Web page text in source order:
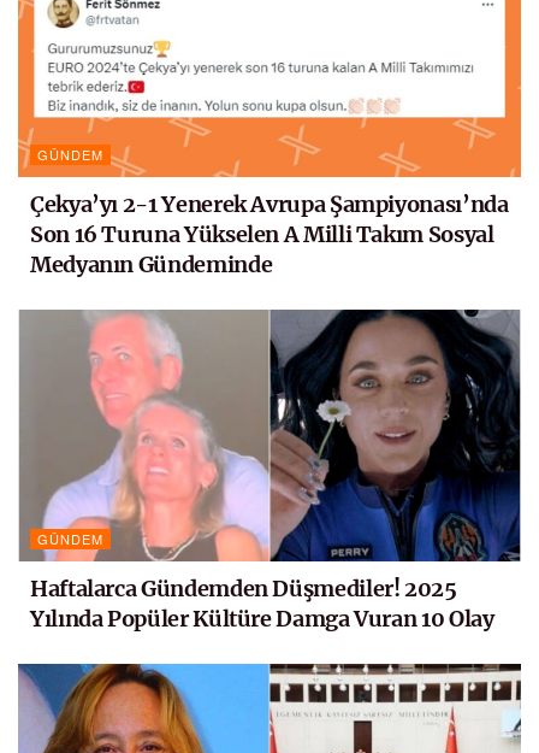
GÜNDEM
Çekya’yı 2-1 Yenerek Avrupa Şampiyonası’nda
Son 16 Turuna Yükselen A Milli Takım Sosyal
Medyanın Gündeminde
GÜNDEM
Haftalarca Gündemden Düşmediler! 2025
Yılında Popüler Kültüre Damga Vuran 10 Olay